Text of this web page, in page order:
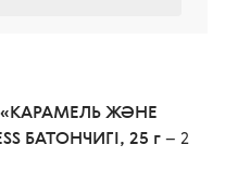
ЖӘНЕ
БАТОНЧИГІ, 25 г– 2